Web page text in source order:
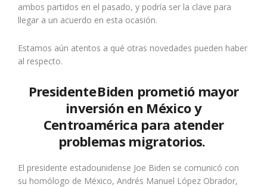
ambos partidos en el pasado, y podría ser la clave para
llegar a un acuerdo en esta ocasión.
Estamos aún atentos a qué otras novedades pueden haber
al respecto.
PresidenteBiden prometió mayor
inversión en México y
Centroamérica para atender
problemas migratorios.
El presidente estadounidense Joe Biden se comunicó con
su homólogo de México, Andrés Manuel López Obrador,